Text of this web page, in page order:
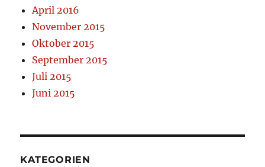
April 2016
November 2015
Oktober 2015
September 2015
Juli 2015
Juni 2015
KATEGORIEN